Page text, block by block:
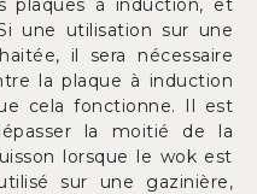
plaques à induction, et
une utilisation sur une
il sera nécessaire
la plaque à induction
cela fonctionne. Il est
la moitié de la
lorsque le wok est
sur une gazinière,